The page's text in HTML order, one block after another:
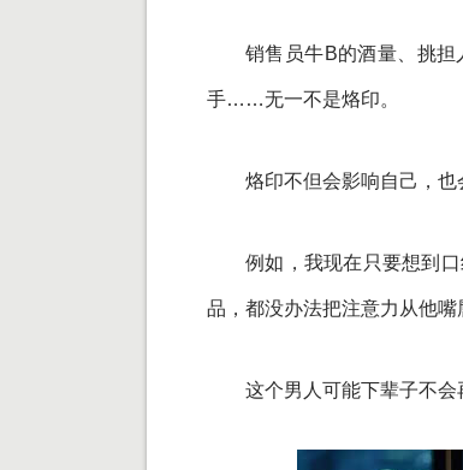
销售员牛B的酒量、挑
手……无一不是烙印。
烙印不但会影响自己，也
例如，我现在只要想到
品，都没办法把注意力从他嘴
这个男人可能下辈子不会